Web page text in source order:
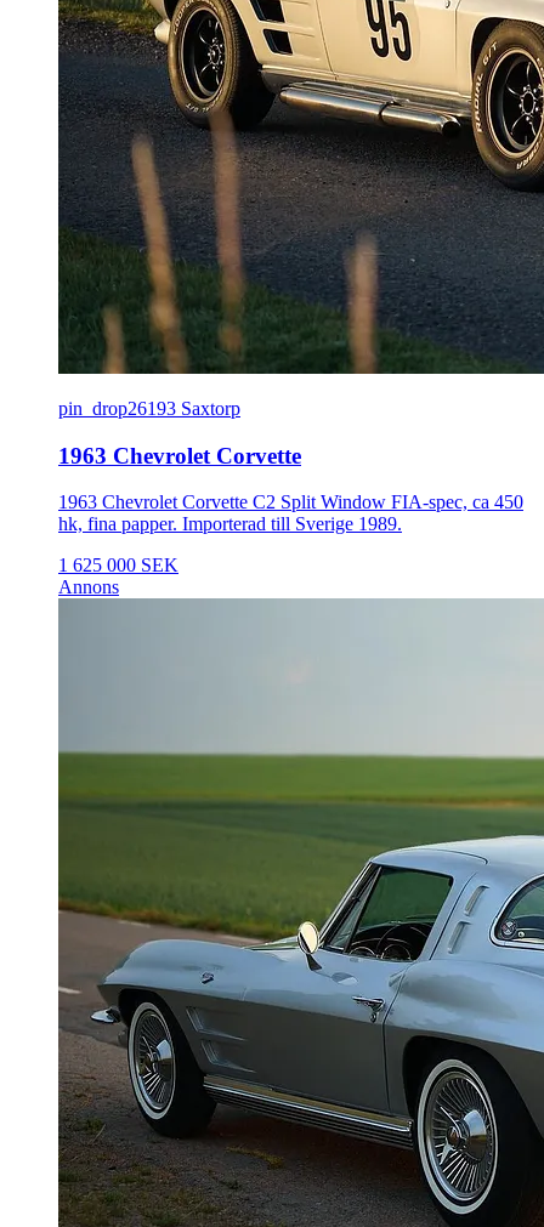
pin_drop26193 Saxtorp
1963 Chevrolet Corvette
1963 Chevrolet Corvette C2 Split Window FIA-spec, ca 450
hk, fina papper. Importerad till Sverige 1989.
1 625 000 SEK
Annons